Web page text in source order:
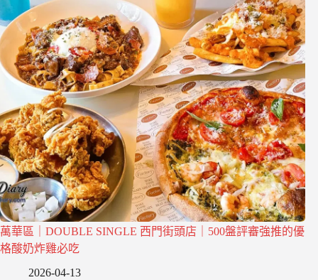
萬華區｜DOUBLE SINGLE 西門街頭店｜500盤評審強推的優
格酸奶炸雞必吃
2026-04-13